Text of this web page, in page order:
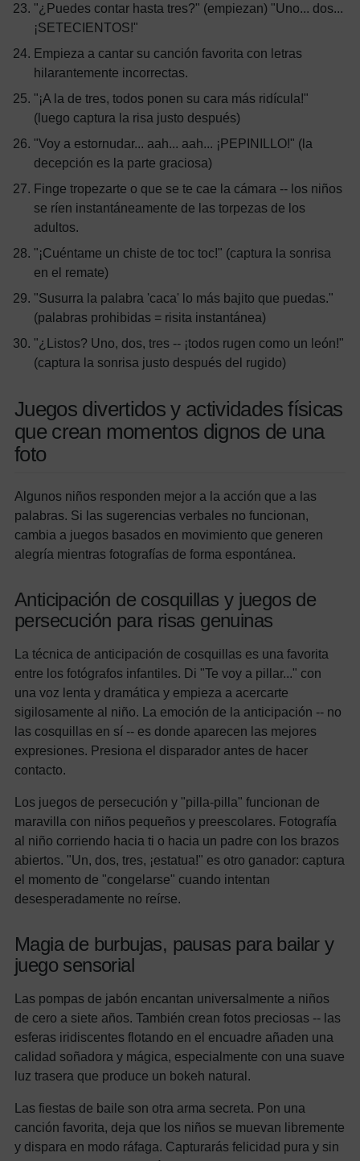
"¿Puedes contar hasta tres?" (empiezan) "Uno... dos...
¡SETECIENTOS!"
Empieza a cantar su canción favorita con letras
hilarantemente incorrectas.
"¡A la de tres, todos ponen su cara más ridícula!"
(luego captura la risa justo después)
"Voy a estornudar... aah... aah... ¡PEPINILLO!" (la
decepción es la parte graciosa)
Finge tropezarte o que se te cae la cámara -- los niños
se ríen instantáneamente de las torpezas de los
adultos.
"¡Cuéntame un chiste de toc toc!" (captura la sonrisa
en el remate)
"Susurra la palabra 'caca' lo más bajito que puedas."
(palabras prohibidas = risita instantánea)
"¿Listos? Uno, dos, tres -- ¡todos rugen como un león!"
(captura la sonrisa justo después del rugido)
Juegos divertidos y actividades físicas
que crean momentos dignos de una
foto
Algunos niños responden mejor a la acción que a las
palabras. Si las sugerencias verbales no funcionan,
cambia a juegos basados en movimiento que generen
alegría mientras fotografías de forma espontánea.
Anticipación de cosquillas y juegos de
persecución para risas genuinas
La técnica de anticipación de cosquillas es una favorita
entre los fotógrafos infantiles. Di "Te voy a pillar..." con
una voz lenta y dramática y empieza a acercarte
sigilosamente al niño. La emoción de la anticipación -- no
las cosquillas en sí -- es donde aparecen las mejores
expresiones. Presiona el disparador antes de hacer
contacto.
Los juegos de persecución y "pilla-pilla" funcionan de
maravilla con niños pequeños y preescolares. Fotografía
al niño corriendo hacia ti o hacia un padre con los brazos
abiertos. "Un, dos, tres, ¡estatua!" es otro ganador: captura
el momento de "congelarse" cuando intentan
desesperadamente no reírse.
Magia de burbujas, pausas para bailar y
juego sensorial
Las pompas de jabón encantan universalmente a niños
de cero a siete años. También crean fotos preciosas -- las
esferas iridiscentes flotando en el encuadre añaden una
calidad soñadora y mágica, especialmente con una suave
luz trasera que produce un bokeh natural.
Las fiestas de baile son otra arma secreta. Pon una
canción favorita, deja que los niños se muevan libremente
y dispara en modo ráfaga. Capturarás felicidad pura y sin